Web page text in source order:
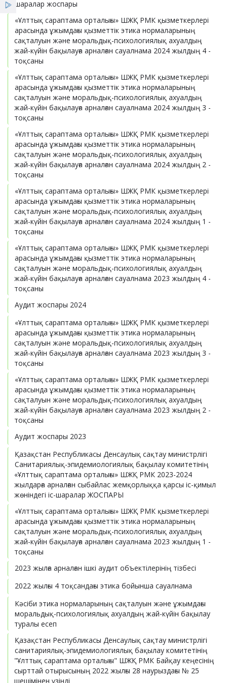
Қызметтер
Жеңілдіктер
Жаңалықтар
Мемлекеттік сатып алу
шаралар жоспары
«Ұлттық сараптама орталығы» ШЖҚ РМК қызметкерлері
арасында ұжымдағы қызметтік этика нормаларының
сақталуын және моральдық-психологиялық ахуалдың
жай-күйін бақылауға арналған сауалнама 2024 жылдың 4 -
тоқсаны
«Ұлттық сараптама орталығы» ШЖҚ РМК қызметкерлері
арасында ұжымдағы қызметтік этика нормаларының
сақталуын және моральдық-психологиялық ахуалдың
жай-күйін бақылауға арналған сауалнама 2024 жылдың 3 -
тоқсаны
«Ұлттық сараптама орталығы» ШЖҚ РМК қызметкерлері
арасында ұжымдағы қызметтік этика нормаларының
сақталуын және моральдық-психологиялық ахуалдың
жай-күйін бақылауға арналған сауалнама 2024 жылдың 2 -
тоқсаны
«Ұлттық сараптама орталығы» ШЖҚ РМК қызметкерлері
арасында ұжымдағы қызметтік этика нормаларының
сақталуын және моральдық-психологиялық ахуалдың
жай-күйін бақылауға арналған сауалнама 2024 жылдың 1 -
тоқсаны
«Ұлттық сараптама орталығы» ШЖҚ РМК қызметкерлері
арасында ұжымдағы қызметтік этика нормаларының
сақталуын және моральдық-психологиялық ахуалдың
жай-күйін бақылауға арналған сауалнама 2023 жылдың 4 -
тоқсаны
Аудит жоспары 2024
«Ұлттық сараптама орталығы» ШЖҚ РМК қызметкерлері
арасында ұжымдағы қызметтік этика нормаларының
сақталуын және моральдық-психологиялық ахуалдың
жай-күйін бақылауға арналған сауалнама 2023 жылдың 3 -
тоқсаны
«Ұлттық сараптама орталығы» ШЖҚ РМК қызметкерлері
арасында ұжымдағы қызметтік этика нормаларының
сақталуын және моральдық-психологиялық ахуалдың
жай-күйін бақылауға арналған сауалнама 2023 жылдың 2 -
тоқсаны
Аудит жоспары 2023
Қазақстан Республикасы Денсаулық сақтау министрлігі
Санитариялық-эпидемиологиялық бақылау комитетінің
«Ұлттық сараптама орталығы» ШЖҚ РМК 2023-2024
жылдарға арналған сыбайлас жемқорлыққа қарсы іс-қимыл
жөніндегі іс-шаралар ЖОСПАРЫ
«Ұлттық сараптама орталығы» ШЖҚ РМК қызметкерлері
арасында ұжымдағы қызметтік этика нормаларының
сақталуын және моральдық-психологиялық ахуалдың
жай-күйін бақылауға арналған сауалнама 2023 жылдың 1 -
тоқсаны
2023 жылға арналған ішкі аудит объектілерінің тізбесі
2022 жылғы 4 тоқсандағы этика бойынша сауалнама
Кәсіби этика нормаларының сақталуын және ұжымдағы
моральдық-психологиялық ахуалдың жай-күйін бақылау
туралы есеп
Қазақстан Республикасы Денсаулық сақтау министрлігі
санитариялық-эпидемиологиялық бақылау комитетінің
"Ұлттық сараптама орталығы" ШЖҚ РМК Байқау кеңесінің
сырттай отырысының 2022 жылғы 28 наурыздағы № 25
шешімінен үзінді